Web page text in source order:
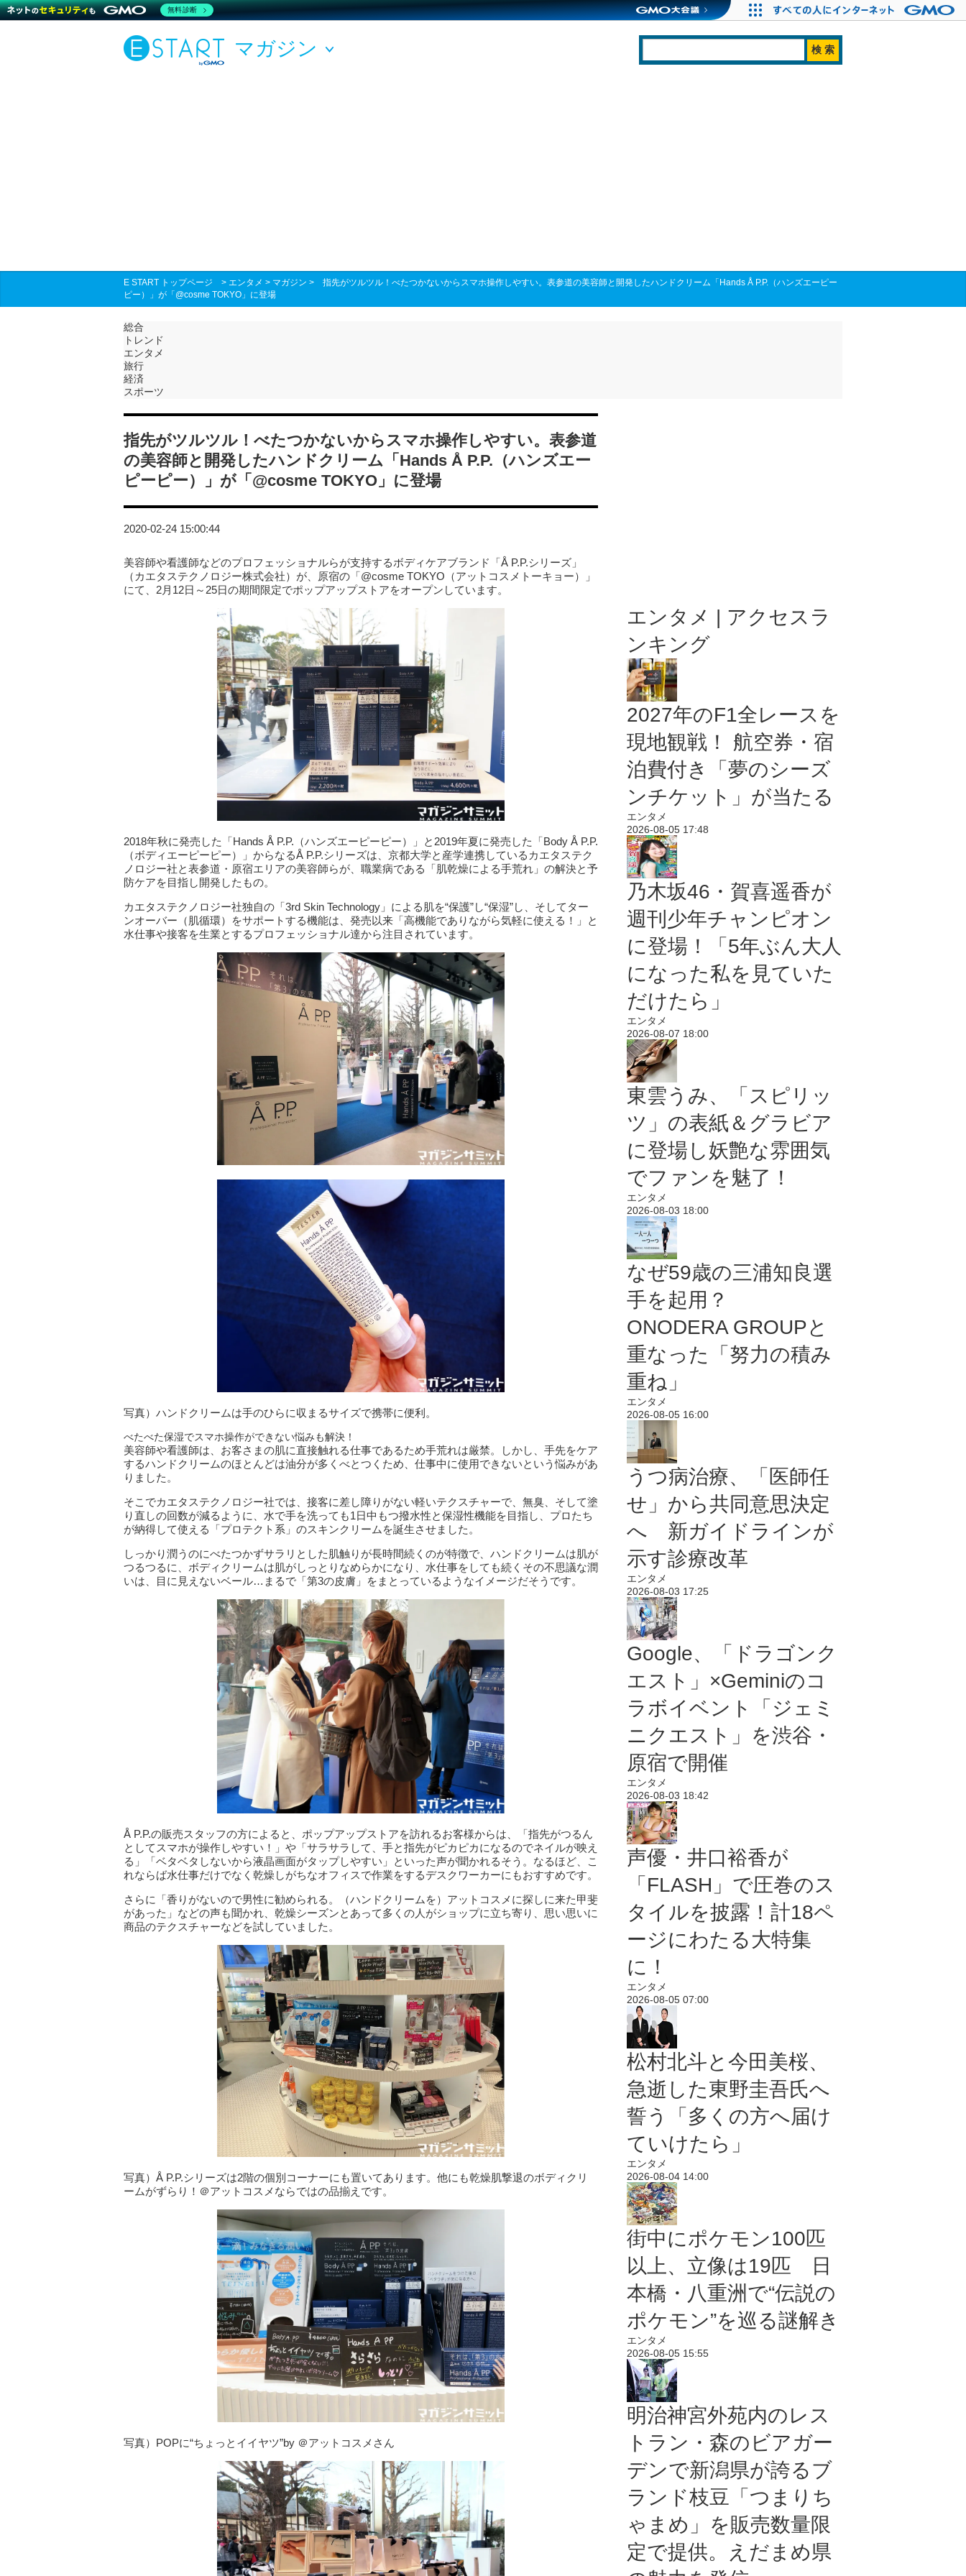
マガジン
E START トップページ > エンタメ > マガジン > 指先がツルツル！べたつかないからスマホ操作しやすい。表参道の美容師と開発したハンドクリーム「Hands Å P.P.（ハンズエーピー
ピー）」が「@cosme TOKYO」に登場
総合
トレンド
エンタメ
旅行
経済
スポーツ
指先がツルツル！べたつかないからスマホ操作しやすい。表参道
の美容師と開発したハンドクリーム「Hands Å P.P.（ハンズエー
ピーピー）」が「@cosme TOKYO」に登場
2020-02-24 15:00:44
美容師や看護師などのプロフェッショナルらが支持するボディケアブランド「Å P.P.シリーズ」
（カエタステクノロジー株式会社）が、原宿の「@cosme TOKYO（アットコスメトーキョー）」
にて、2月12日～25日の期間限定でポップアップストアをオープンしています。
2018年秋に発売した「Hands Å P.P.（ハンズエーピーピー）」と2019年夏に発売した「Body Å P.P.
（ボディエーピーピー）」からなるÅ P.P.シリーズは、京都大学と産学連携しているカエタステク
ノロジー社と表参道・原宿エリアの美容師らが、職業病である「肌乾燥による手荒れ」の解決と予
防ケアを目指し開発したもの。
カエタステクノロジー社独自の「3rd Skin Technology」による肌を“保護”し“保湿”し、そしてター
ンオーバー（肌循環）をサポートする機能は、発売以来「高機能でありながら気軽に使える！」と
水仕事や接客を生業とするプロフェッショナル達から注目されています。
写真）ハンドクリームは手のひらに収まるサイズで携帯に便利。
べたべた保湿でスマホ操作ができない悩みも解決！
美容師や看護師は、お客さまの肌に直接触れる仕事であるため手荒れは厳禁。しかし、手先をケア
するハンドクリームのほとんどは油分が多くべとつくため、仕事中に使用できないという悩みがあ
りました。
そこでカエタステクノロジー社では、接客に差し障りがない軽いテクスチャーで、無臭、そして塗
り直しの回数が減るように、水で手を洗っても1日中もつ撥水性と保湿性機能を目指し、プロたち
が納得して使える「プロテクト系」のスキンクリームを誕生させました。
しっかり潤うのにべたつかずサラリとした肌触りが長時間続くのが特徴で、ハンドクリームは肌が
つるつるに、ボディクリームは肌がしっとりなめらかになり、水仕事をしても続くその不思議な潤
いは、目に見えないベール…まるで「第3の皮膚」をまとっているようなイメージだそうです。
Å P.P.の販売スタッフの方によると、ポップアップストアを訪れるお客様からは、「指先がつるん
としてスマホが操作しやすい！」や「サラサラして、手と指先がピカピカになるのでネイルが映え
る」「ベタベタしないから液晶画面がタップしやすい」といった声が聞かれるそう。なるほど、こ
れならば水仕事だけでなく乾燥しがちなオフィスで作業をするデスクワーカーにもおすすめです。
さらに「香りがないので男性に勧められる。（ハンドクリームを）アットコスメに探しに来た甲斐
があった」などの声も聞かれ、乾燥シーズンとあって多くの人がショップに立ち寄り、思い思いに
商品のテクスチャーなどを試していました。
写真）Å P.P.シリーズは2階の個別コーナーにも置いてあります。他にも乾燥肌撃退のボディクリ
ームがずらり！＠アットコスメならではの品揃えです。
写真）POPに“ちょっとイイヤツ”by ＠アットコスメさん
エンタメ | アクセスラ
ンキング
2027年のF1全レースを
現地観戦！ 航空券・宿
泊費付き「夢のシーズ
ンチケット」が当たる
エンタメ
2026-08-05 17:48
乃木坂46・賀喜遥香が
週刊少年チャンピオン
に登場！「5年ぶん大人
になった私を見ていた
だけたら」
エンタメ
2026-08-07 18:00
東雲うみ、「スピリッ
ツ」の表紙＆グラビア
に登場し妖艶な雰囲気
でファンを魅了！
エンタメ
2026-08-03 18:00
なぜ59歳の三浦知良選
手を起用？
ONODERA GROUPと
重なった「努力の積み
重ね」
エンタメ
2026-08-05 16:00
うつ病治療、「医師任
せ」から共同意思決定
へ 新ガイドラインが
示す診療改革
エンタメ
2026-08-03 17:25
Google、「ドラゴンク
エスト」×Geminiのコ
ラボイベント「ジェミ
ニクエスト」を渋谷・
原宿で開催
エンタメ
2026-08-03 18:42
声優・井口裕香が
「FLASH」で圧巻のス
タイルを披露！計18ペ
ージにわたる大特集
に！
エンタメ
2026-08-05 07:00
松村北斗と今田美桜、
急逝した東野圭吾氏へ
誓う「多くの方へ届け
ていけたら」
エンタメ
2026-08-04 14:00
街中にポケモン100匹
以上、立像は19匹 日
本橋・八重洲で“伝説の
ポケモン”を巡る謎解き
エンタメ
2026-08-05 15:55
明治神宮外苑内のレス
トラン・森のビアガー
デンで新潟県が誇るブ
ランド枝豆「つまりち
ゃまめ」を販売数量限
定で提供。えだまめ県
無料診断